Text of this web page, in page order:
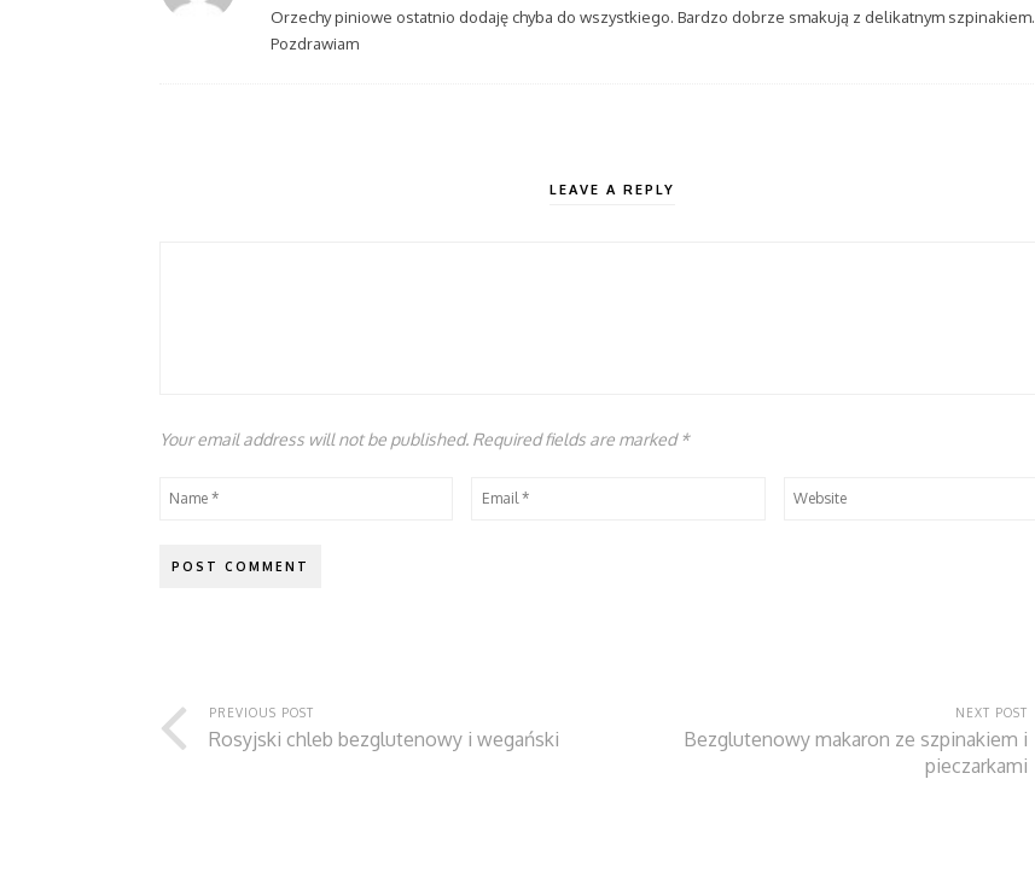
Orzechy piniowe ostatnio dodaję chyba do wszystkiego. Bardzo dobrze smakują z delikatnym szpinakiem.
Pozdrawiam
LEAVE A REPLY
Your email address will not be published. Required fields are marked*
PREVIOUS POST
Rosyjski chleb bezglutenowy i wegański
NEXT POST
Bezglutenowy makaron ze szpinakiem i
pieczarkami